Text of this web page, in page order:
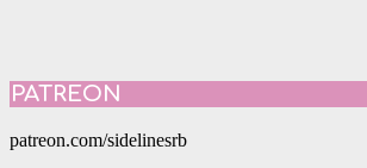
PATREON
patreon.com/sidelinesrb